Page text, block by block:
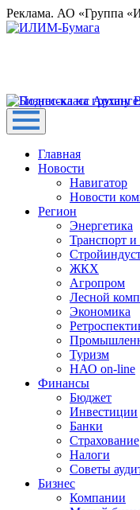
Реклама. АО «Группа
Главная
Новости
Навигатор
Новости
Регион
Энергетика
Транспорт и
ЖКХ
Агропром
Лесной
Экономика
Туризм
НАО on-line
Финансы
Бюджет
Инвестиции
Банки
Страхование
Налоги
Советы
Бизнес
Компании